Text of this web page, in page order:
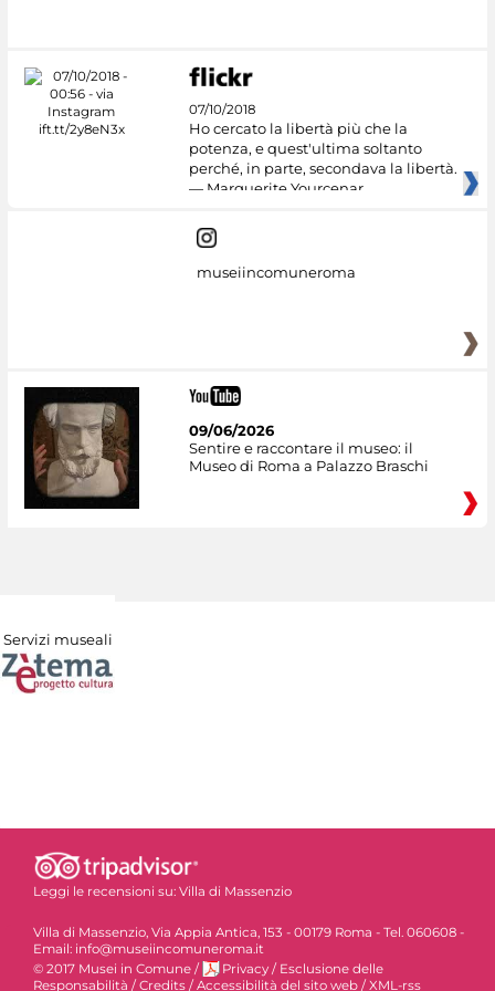
07/10/2018
Ho cercato la libertà più che la
potenza, e quest'ultima soltanto
perché, in parte, secondava la libertà.
— Marguerite Yourcenar
museiincomuneroma
09/06/2026
Sentire e raccontare il museo: il
Museo di Roma a Palazzo Braschi
Servizi museali
Leggi le recensioni su: Villa di Massenzio
Villa di Massenzio, Via Appia Antica, 153 - 00179 Roma - Tel. 060608 -
Email: info@museiincomuneroma.it
© 2017 Musei in Comune / Privacy / Esclusione delle
Responsabilità / Credits / Accessibilità del sito web / XML-rss